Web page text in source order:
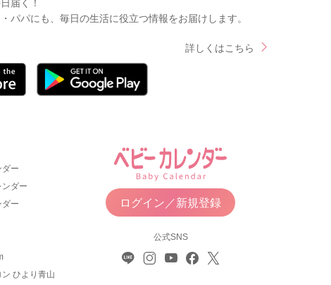
届く！
パパにも、毎日の生活に役立つ情報をお届けします。
詳しくはこちら
ダー
ダー
ダー
ひより青山
ログイン／新規登録
公式SNS